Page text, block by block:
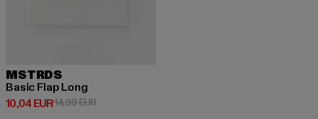
MSTRDS
Basic Flap Long
10,04 EUR
Derzeitiger Preis: 10,04 EUR
14,99 EURAktionspreis: 14,99 EUR